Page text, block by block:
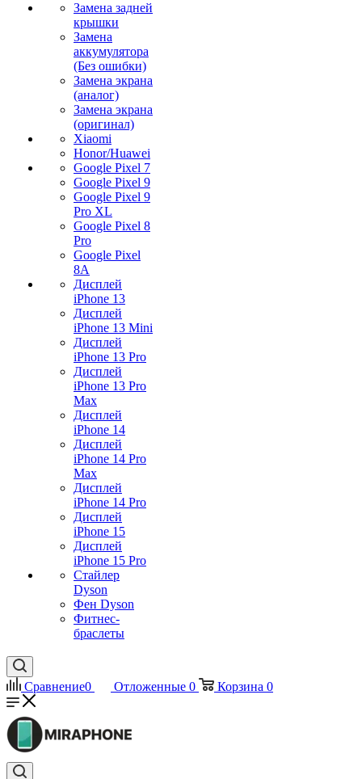
Замена задней
крышки
Замена
аккумулятора
(Без ошибки)
Замена экрана
(аналог)
Замена экрана
(оригинал)
Xiaomi
Honor/Huawei
Google Pixel 7
Google Pixel 9
Google Pixel 9
Pro XL
Google Pixel 8
Pro
Google Pixel
8A
Дисплей
iPhone 13
Дисплей
iPhone 13 Mini
Дисплей
iPhone 13 Pro
Дисплей
iPhone 13 Pro
Max
Дисплей
iPhone 14
Дисплей
iPhone 14 Pro
Max
Дисплей
iPhone 14 Pro
Дисплей
iPhone 15
Дисплей
iPhone 15 Pro
Стайлер
Dyson
Фен Dyson
Фитнес-
браслеты
Сравнение0 Отложенные 0 Корзина 0